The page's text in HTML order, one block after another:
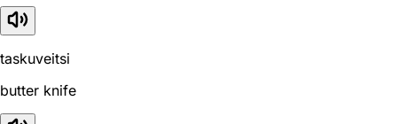
taskuveitsi
butter knife